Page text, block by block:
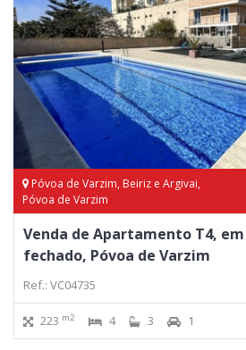
Póvoa de Varzim, Beiriz e Argivai,
Póvoa de Varzim
Venda de Apartamento T4,
fechado, Póvoa de Varzim
Ref.: VC04735
223 m2 4 3 1